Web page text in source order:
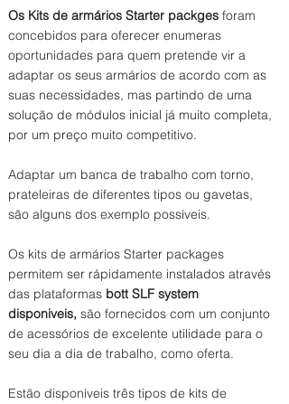
Os Kits de armários Starter packges foram
concebidos para oferecer enumeras
oportunidades para quem pretende vir a
adaptar os seus armários de acordo com as
suas necessidades, mas partindo de uma
solução de módulos inicial já muito completa,
por um preço muito competitivo.
Adaptar um banca de trabalho com torno,
prateleiras de diferentes tipos ou gavetas,
são alguns dos exemplo possíveis.
Os kits de armários Starter packages
permitem ser rápidamente instalados através
das plataformas bott SLF system
disponiveis, são fornecidos com um conjunto
de acessórios de excelente utilidade para o
seu dia a dia de trabalho, como oferta.
Estão disponíveis três tipos de kits de